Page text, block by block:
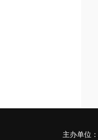
主办单位：